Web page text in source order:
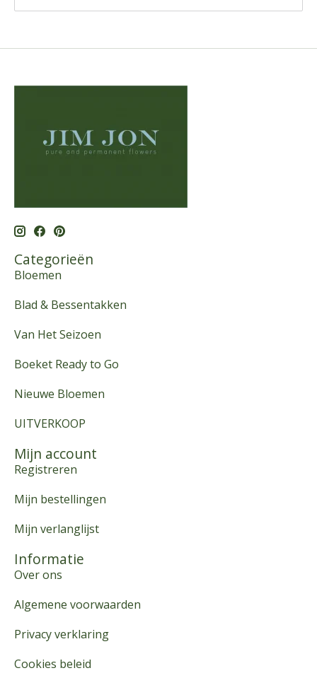
Categorieën
Bloemen
Blad & Bessentakken
Van Het Seizoen
Boeket Ready to Go
Nieuwe Bloemen
UITVERKOOP
Mijn account
Registreren
Mijn bestellingen
Mijn verlanglijst
Informatie
Over ons
Algemene voorwaarden
Privacy verklaring
Cookies beleid